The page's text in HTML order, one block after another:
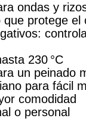
ondas y
protege el
230 °C
un peinado
para fácil
comodidad
o personal